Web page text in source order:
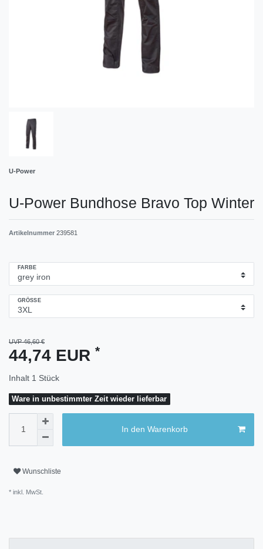
U-Power
U-Power Bundhose Bravo Top Winter
Artikelnummer 239581
FARBE
GRÖSSE
UVP 46,60 €
44,74 EUR *
Inhalt 1 Stück
Ware in unbestimmter Zeit wieder lieferbar
In den Warenkorb
Wunschliste
* inkl. MwSt.